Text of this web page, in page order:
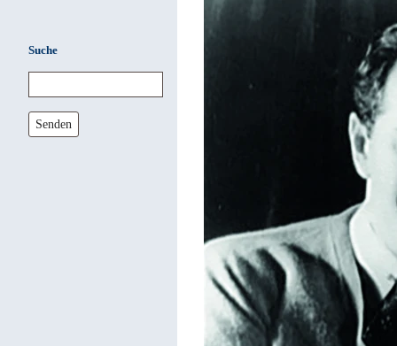
Suche
Senden